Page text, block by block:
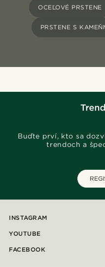
OCEĽOVÉ PRSTENE
PRSTENE S
Buďte prví, kto sa
trendoch a
INSTAGRAM
YOUTUBE
FACEBOOK